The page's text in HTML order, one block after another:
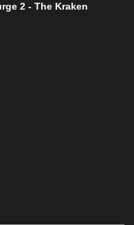
2 - The Kraken